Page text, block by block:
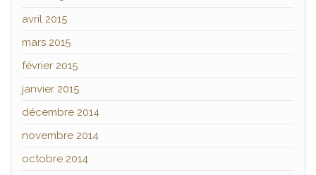
avril 2015
mars 2015
février 2015
janvier 2015
décembre 2014
novembre 2014
octobre 2014